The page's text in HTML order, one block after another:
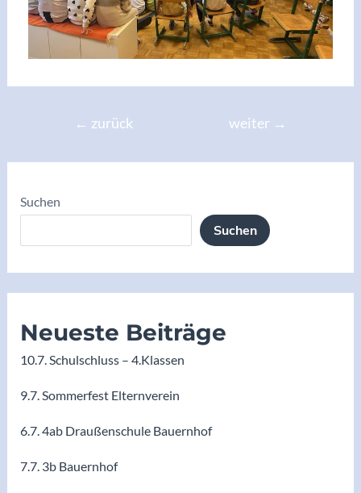
← zurück weiter →
Suchen
Suchen
Neueste Beiträge
10.7. Schulschluss – 4.Klassen
9.7. Sommerfest Elternverein
6.7. 4ab Draußenschule Bauernhof
7.7. 3b Bauernhof